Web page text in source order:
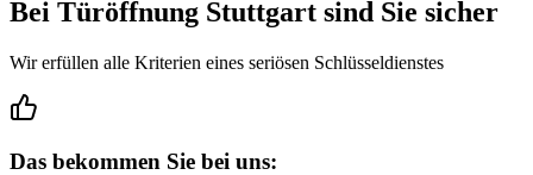
Bei Türöffnung Stuttgart sind Sie sicher
Wir erfüllen alle Kriterien eines seriösen Schlüsseldienstes
Das bekommen Sie bei uns: